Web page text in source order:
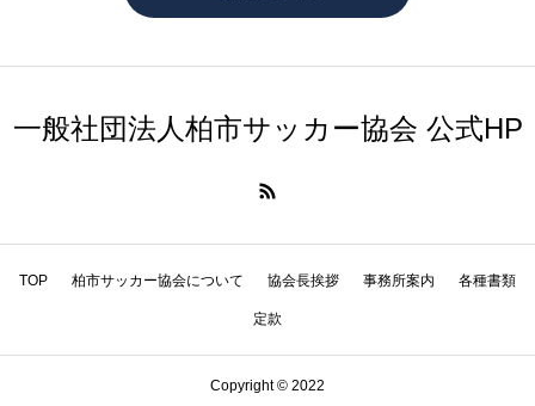
一般社団法人柏市サッカー協会 公式HP
TOP 柏市サッカー協会について 協会長挨拶 事務所案内 各種書類
定款
Copyright © 2022